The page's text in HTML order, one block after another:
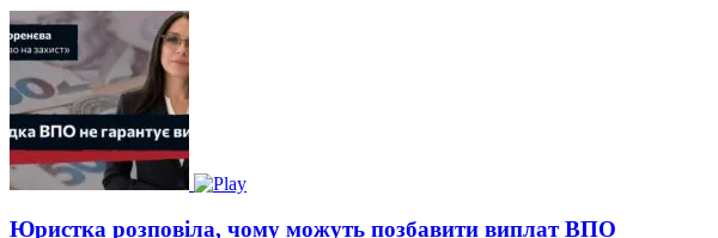
Юристка розповіла, чому можуть позбавити виплат ВПО